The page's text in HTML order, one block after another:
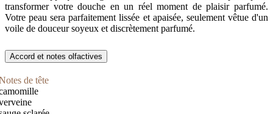
transformer votre douche en un réel moment de plaisir parfumé.
Votre peau sera parfaitement lissée et apaisée, seulement vêtue d'un
voile de douceur soyeux et discrètement parfumé.
Accord et notes olfactives
de tête